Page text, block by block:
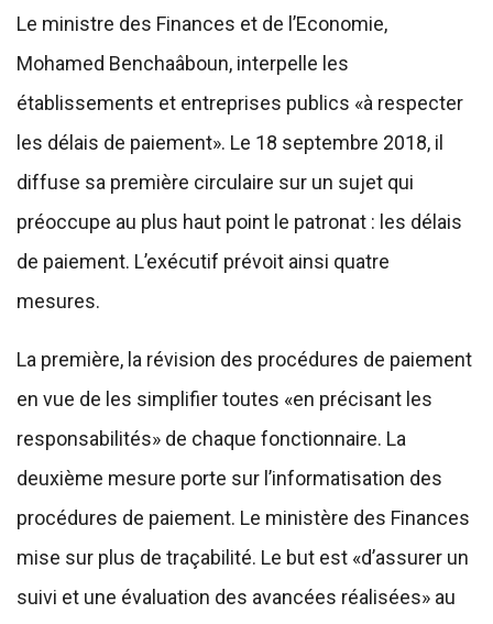
Le ministre des Finances et de l’Economie,
Mohamed Benchaâboun, interpelle les
établissements et entreprises publics «à respecter
les délais de paiement». Le 18 septembre 2018, il
diffuse sa première circulaire sur un sujet qui
préoccupe au plus haut point le patronat : les délais
de paiement. L’exécutif prévoit ainsi quatre
mesures.
La première, la révision des procédures de paiement
en vue de les simplifier toutes «en précisant les
responsabilités» de chaque fonctionnaire. La
deuxième mesure porte sur l’informatisation des
procédures de paiement. Le ministère des Finances
mise sur plus de traçabilité. Le but est «d’assurer un
suivi et une évaluation des avancées réalisées» au